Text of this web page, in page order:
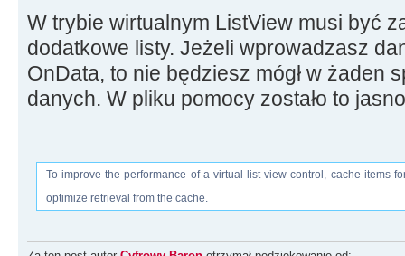
>Selected->Index;
Memo1->Lines-
>Items -> Item[nrNaListViev]->
>Strings [0]) ;
ListView1
->
}
for(int i= 0;i< 10;i++ )
{
SubItem1- >Add(
SubItem2->Add(
String)i);
}
W trybie wirtualnym ListView musi być
dodatkowe listy. Jeżeli wprowadzasz
OnData, to nie będziesz mógł w żaden
danych. W pliku pomocy zostało to
To improve the performance of a virtual list view control, cache items
optimize retrieval from the cache.